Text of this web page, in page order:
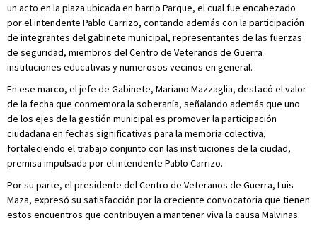
un acto en la plaza ubicada en barrio Parque, el cual fue encabezado
por el intendente Pablo Carrizo, contando además con la participación
de integrantes del gabinete municipal, representantes de las fuerzas
de seguridad, miembros del Centro de Veteranos de Guerra
instituciones educativas y numerosos vecinos en general.
En ese marco, el jefe de Gabinete, Mariano Mazzaglia, destacó el valor
de la fecha que conmemora la soberanía, señalando además que uno
de los ejes de la gestión municipal es promover la participación
ciudadana en fechas significativas para la memoria colectiva,
fortaleciendo el trabajo conjunto con las instituciones de la ciudad,
premisa impulsada por el intendente Pablo Carrizo.
Por su parte, el presidente del Centro de Veteranos de Guerra, Luis
Maza, expresó su satisfacción por la creciente convocatoria que tienen
estos encuentros que contribuyen a mantener viva la causa Malvinas.